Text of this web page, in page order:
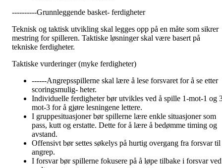
----------Grunnleggende basket- ferdigheter
Teknisk og taktisk utvikling skal legges opp på en måte som sikrer
mestring for spilleren. Taktiske løsninger skal være basert på
tekniske ferdigheter.
Taktiske vurderinger (myke ferdigheter)
------Angrepsspillerne skal lære å lese forsvaret for å se etter
scoringsmulig- heter.
Individuelle ferdigheter bør utvikles ved å spille 1-mot-1 og
mot-3 for å gjøre lesningene lettere.
I gruppesituasjoner bør spillerne lære enkle situasjoner som
pass, kutt og erstatte. Dette for å lære å bedømme timing og
avstand.
Offensivt bør settes søkelys på hurtig overgang fra forsvar til
angrep.
I forsvar bør spillerne fokusere på å løpe tilbake i forsvar ved